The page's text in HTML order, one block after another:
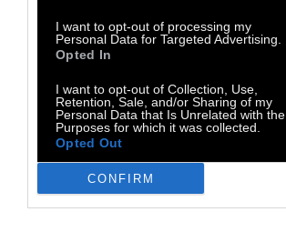
I want to opt-out of processing my
Personal Data for Targeted Advertising.
Opted In
I want to opt-out of Collection, Use,
Retention, Sale, and/or Sharing of my
Personal Data that Is Unrelated with the
Purposes for which it was collected.
Opted Out
CONFIRM